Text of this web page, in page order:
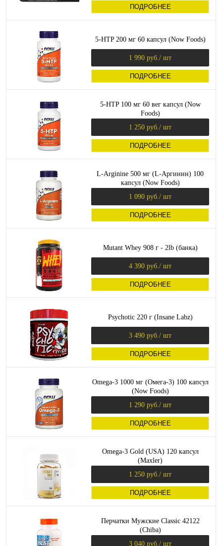
ПОДРОБНЕЕ
5-HTP 200 мг 60 капсул (Now Foods)
1 990 руб. / шт
ПОДРОБНЕЕ
5-HTP 100 мг 60 вег капсул (Now
Foods)
1 250 руб. / шт
ПОДРОБНЕЕ
L-Arginine 500 мг (L-Аргинин) 100
капсул (Now Foods)
1 090 руб. / шт
ПОДРОБНЕЕ
Mutant Whey 908 г - 2lb (банка)
4 390 руб. / шт
ПОДРОБНЕЕ
Psychotic 220 г (Insane Labz)
3 490 руб. / шт
ПОДРОБНЕЕ
Omega-3 1000 мг (Омега-3) 100 капсул
(Now Foods)
1 290 руб. / шт
ПОДРОБНЕЕ
Omega-3 Gold (USA) 120 капсул
(Maxler)
1 250 руб. / шт
ПОДРОБНЕЕ
Перчатки Мужские Classic 42122
(Chiba)
3 040 руб. / шт